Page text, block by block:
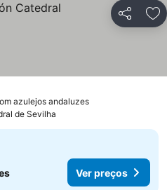
Partilhar
azulejos andaluzesVer preços
de Sevilha
Ver preços